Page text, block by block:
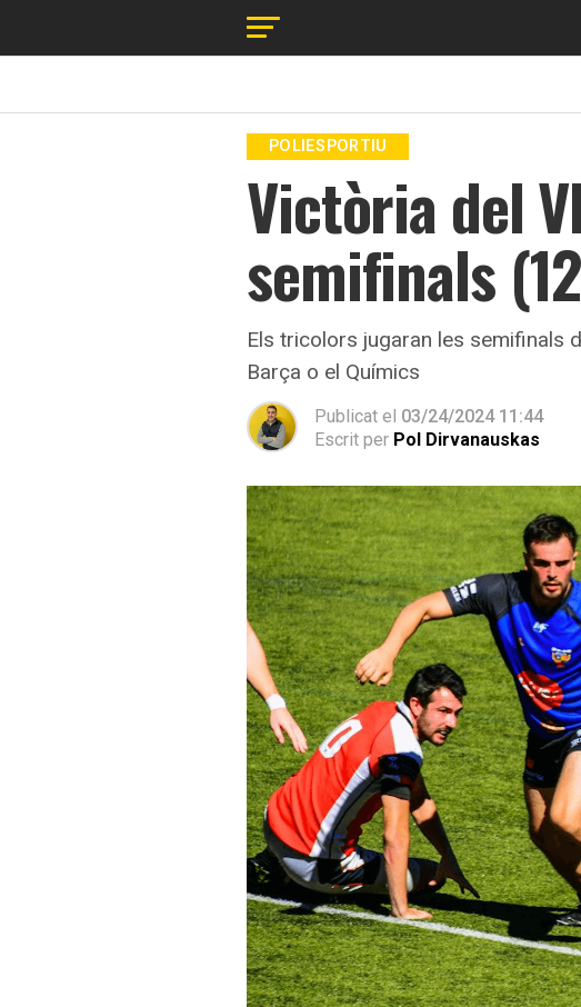
POLIESPORTIU
Victòria del
semifinals
Els tricolors jugaran les semifinals
Barça o el Químics
Publicat el 03/24/2024 11:44
Escrit per Pol Dirvanauskas